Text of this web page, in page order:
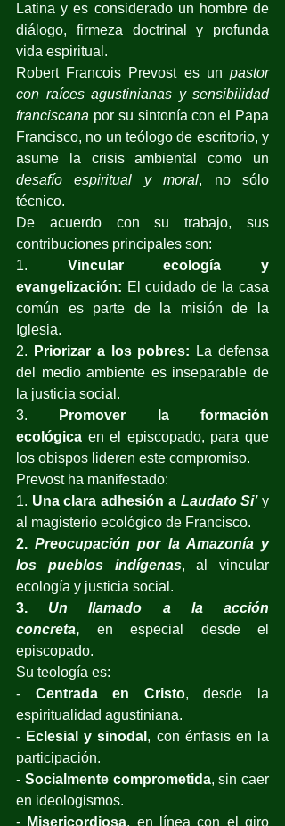
Latina y es considerado un hombre de
diálogo, firmeza doctrinal y profunda
vida espiritual.
Robert Francois Prevost es un pastor
con raíces agustinianas y sensibilidad
franciscana por su sintonía con el Papa
Francisco, no un teólogo de escritorio, y
desafío espiritual y moral, no sólo
técnico.
De acuerdo con su trabajo, sus
contribuciones principales son:
1. Vincular ecología y
evangelización: El cuidado de la casa
común es parte de la misión de la
Iglesia.
2.
Priorizar a los pobres: La defensa
del medio ambiente es inseparable de
la justicia social.
3.
Promover la formación
ecológica en el episcopado, para que
los obispos lideren este compromiso.
Prevost ha manifestado:
1. Una clara adhesión a Laudato Si’ y
al magisterio ecológico de Francisco.
2. Preocupación por la Amazonía y
los pueblos indígenas, al vincular
ecología y justicia social.
3. Un llamado a la acción
concreta, en especial desde el
episcopado.
Su teología es:
- Centrada en Cristo, desde la
espiritualidad agustiniana.
- Eclesial y sinodal , con énfasis en la
participación.
- Socialmente comprometida, sin caer
en ideologismos.
- Misericordiosa, en línea con el giro